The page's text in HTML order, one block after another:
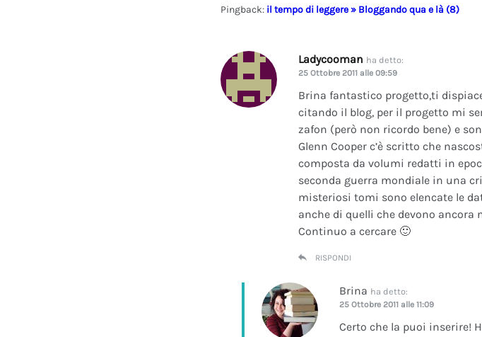
Pingback: il tempo di leggere » Bloggando qua e là (8)
Ladycooman ha detto:
25 Ottobre 2011 alle 09:59
Brina fantastico progetto,ti
citando il blog, per il progetto mi
zafon (però non ricordo bene) e
Glenn Cooper c’è scritto che
composta da volumi redatti in
seconda guerra mondiale in una
misteriosi tomi sono elencate le
anche di quelli che devono ancora
Continuo a cercare 🙂
RISPONDI
Brina ha detto:
25 Ottobre 2011 alle 11:09
Certo che la puoi inserire!